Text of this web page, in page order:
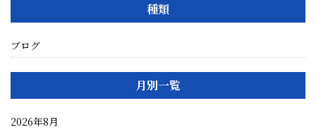
種類
ブログ
月別一覧
2026年8月